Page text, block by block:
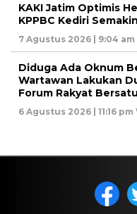
KAKI Jatim Optimis
KPPBC Kediri
7 Agustus 2026 | 9:04 am
Diduga Ada Oknum
Wartawan Lakukan
Forum Rakyat
6 Agustus 2026 | 11:16 pm